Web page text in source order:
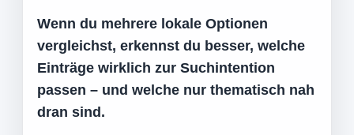
Wenn du mehrere lokale Optionen
vergleichst, erkennst du besser, welche
Einträge wirklich zur Suchintention
passen – und welche nur thematisch nah
dran sind.